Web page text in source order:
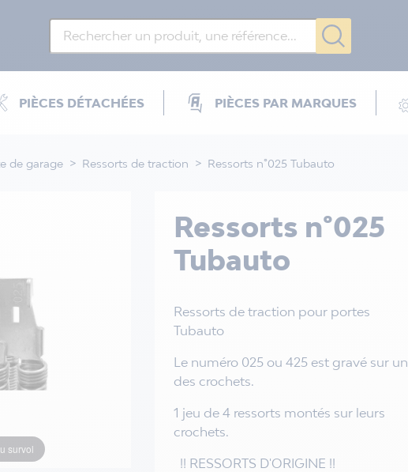
PIÈCES DÉTACHÉES PIÈCES PAR MARQUES
de garage Ressorts de traction Ressorts n°025 Tubauto
survol
Ressorts n°025
Tubauto
Ressorts de traction pour portes
Tubauto
Le numéro 025 ou 425 est gravé sur un
des crochets.
1 jeu de 4 ressorts montés sur leurs
crochets.
!! RESSORTS D'ORIGINE !!